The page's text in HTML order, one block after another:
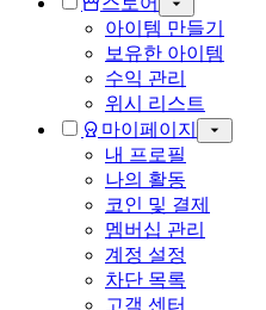
아이템 만들기
보유한 아이템
수익 관리
위시 리스트
마이페이지
내 프로필
나의 활동
코인 및 결제
멤버십 관리
계정 설정
차단 목록
고객 센터